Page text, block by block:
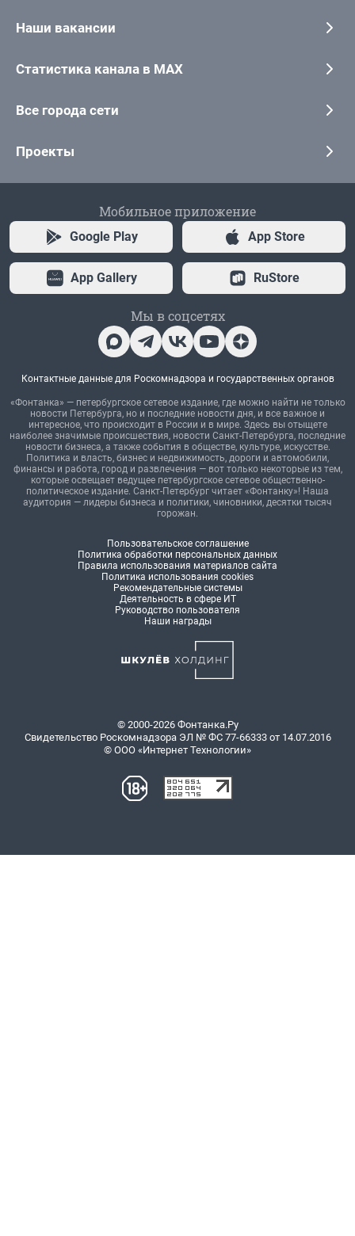
Наши вакансии
Статистика канала в MAX
Все города сети
Проекты
Мобильное приложение
Google Play App Store
App Gallery RuStore
Мы в соцсетях
Контактные данные для Роскомнадзора и государственных органов
«Фонтанка» — петербургское сетевое издание, где можно найти не только
новости Петербурга, но и последние новости дня, и все важное и
интересное, что происходит в России и в мире. Здесь вы отыщете
наиболее значимые происшествия, новости Санкт-Петербурга, последние
новости бизнеса, а также события в обществе, культуре, искусстве.
Политика и власть, бизнес и недвижимость, дороги и автомобили,
финансы и работа, город и развлечения — вот только некоторые из тем,
которые освещает ведущее петербургское сетевое общественно-
политическое издание. Санкт-Петербург читает «Фонтанку»! Наша
аудитория — лидеры бизнеса и политики, чиновники, десятки тысяч
горожан.
Пользовательское соглашение
Политика обработки персональных данных
Правила использования материалов сайта
Политика использования cookies
Рекомендательные системы
Деятельность в сфере ИТ
Руководство пользователя
Наши награды
© 2000-2026 Фонтанка.Ру
Свидетельство Роскомнадзора ЭЛ № ФС 77-66333 от 14.07.2016
© ООО «Интернет Технологии»